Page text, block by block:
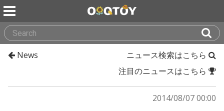
News
ニュース検索はこちら
注目のニュースはこちら
2014/08/07 00:00